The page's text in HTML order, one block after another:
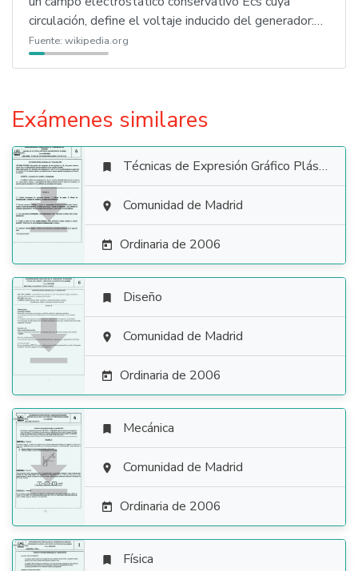
circulación, define el voltaje inducido del generador:…
Fuente: wikipedia.org
Exámenes similares

 Técnicas de Expresión Gráfico Plástica
 Comunidad de Madrid
 Ordinaria de 2006

 Diseño
 Comunidad de Madrid
 Ordinaria de 2006

 Mecánica
 Comunidad de Madrid
 Ordinaria de 2006
 Física